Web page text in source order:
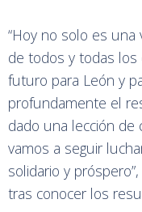
“Hoy no solo es una
de todos y todas
futuro para León y
profundamente el
dado una lección de
vamos a seguir
solidario y
tras conocer los